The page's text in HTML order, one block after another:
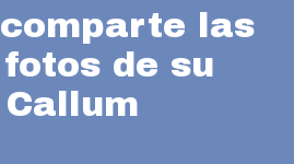
las
de su